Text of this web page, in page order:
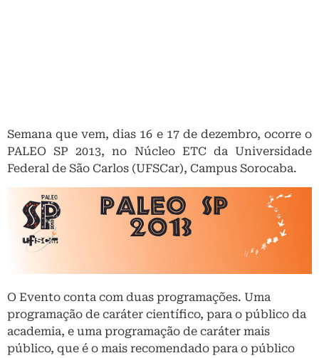
Semana que vem, dias 16 e 17 de dezembro, ocorre o
PALEO SP 2013, no Núcleo ETC da Universidade
Federal de São Carlos (UFSCar), Campus Sorocaba.
O Evento conta com duas programações. Uma
programação de caráter científico, para o público da
academia, e uma programação de caráter mais
público, que é o mais recomendado para o público